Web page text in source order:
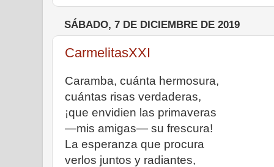
SÁBADO, 7 DE DICIEMBRE DE 2019
CarmelitasXXI
Caramba, cuánta hermosura,
cuántas risas verdaderas,
¡que envidien las primaveras
—mis amigas— su frescura!
La esperanza que procura
verlos juntos y radiantes,